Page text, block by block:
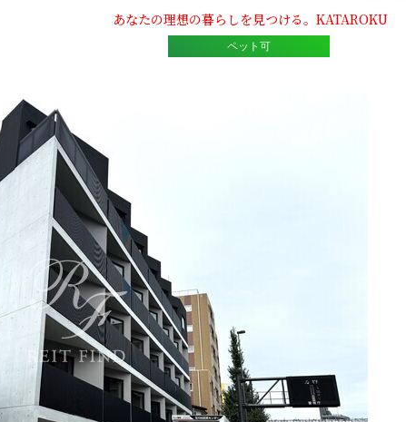
あなたの理想の暮らしを見つける。KATAROKU
ペット可